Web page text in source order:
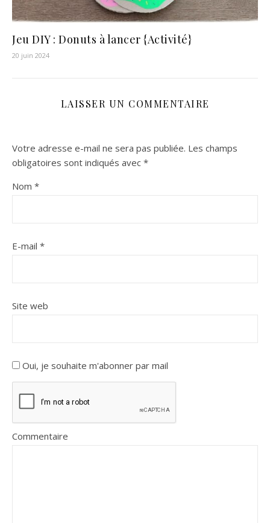
Jeu DIY : Donuts à lancer {Activité}
20 juin 2024
LAISSER UN COMMENTAIRE
Votre adresse e-mail ne sera pas publiée. Les champs
obligatoires sont indiqués avec *
Nom *
E-mail *
Site web
Oui, je souhaite m'abonner par mail
Commentaire